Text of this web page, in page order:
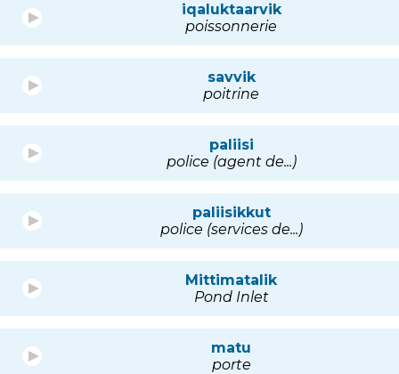
iqaluktaarvik
poissonnerie
savvik
poitrine
paliisi
police (agent de...)
paliisikkut
police (services de...)
Mittimatalik
Pond Inlet
matu
porte